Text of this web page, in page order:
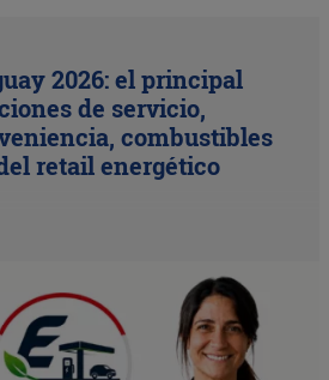
2026: el principal
de servicio,
combustibles
retail energético